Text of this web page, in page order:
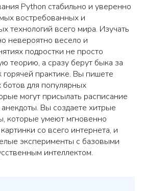
Python стабильно и уверенно
востребованных и
технологий всего мира. Изучать
невероятно весело и
подростки не просто
теорию, а сразу берут быка за
горячей практике. Вы пишете
для популярных
могут присылать расписание
Вы создаете хитрые
которые умеют мгновенно
со всего интернета, и
эксперименты с базовыми
интеллектом.